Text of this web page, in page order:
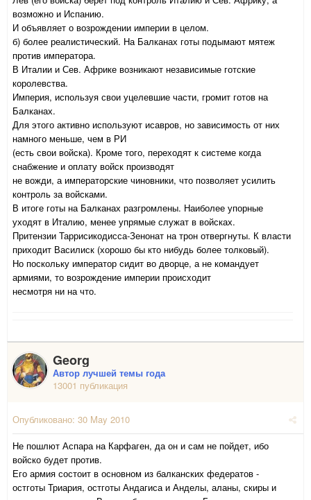
возможно и Испанию.
И объявляет о возрождении империи в целом.
б) более реалистический. На Балканах готы подымают мятеж
против императора.
В Италии и Сев. Африке возникают независимые готские
королевства.
Империя, используя свои уцелевшие части, громит готов на
Балканах.
Для этого активно используют исавров, но зависимость от них
намного меньше, чем в РИ
(есть свои войска). Кроме того, переходят к системе когда
снабжение и оплату войск производят
не вожди, а императорские чиновники, что позволяет усилить
контроль за войсками.
В итоге готы на Балканах разгромлены. Наиболее упорные
уходят в Италию, менее упрямые служат в войсках.
Притензии Таррисикодисса-Зенонат на трон отвергнуты. К власти
приходит Василиск (хорошо бы кто нибудь более толковый).
Но поскольку император сидит во дворце, а не командует
армиями, то возрождение империи происходит
несмотря ни на что.
Georg
Автор лучшей темы года
13001 публикация
Опубликовано: 30 May 2010
Не пошлют Аспара на Карфаген, да он и сам не пойдет, ибо
войско будет против.
Его армия состоит в основном из балканских федератов -
остготы Триария, остготы Андагиса и Анделы, аланы, скиры и